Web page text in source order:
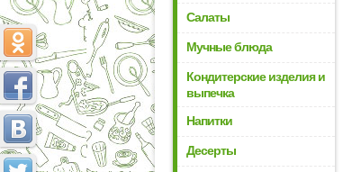
Салаты
Мучные блюда
Кондитерские изделия и
выпечка
Напитки
Десерты